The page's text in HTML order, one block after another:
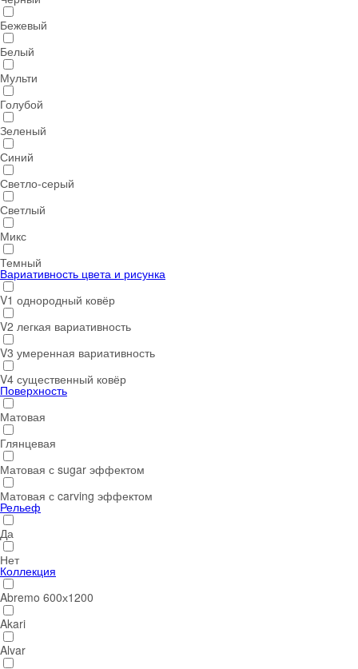
Бежевый
Белый
Мульти
Голубой
Зеленый
Синий
Светло-серый
Светлый
Микс
Темный
Вариативность цвета и рисунка
V1 однородный ковёр
V2 легкая вариативность
V3 умеренная вариативность
V4 существенный ковёр
Поверхность
Матовая
Глянцевая
Матовая с sugar эффектом
Матовая с carving эффектом
Рельеф
Да
Нет
Коллекция
Abremo 600х1200
Akari
Alvar